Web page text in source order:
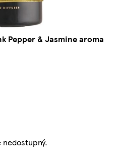
Pepper & Jasmine aroma